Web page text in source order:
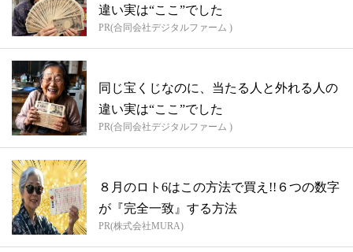
違い実は“ここ”でした
PR(合同会社デジタルファーム )
同じ宝くじなのに、当たる人と外れる人の
違い実は“ここ”でした
PR(合同会社デジタルファーム )
８月のロト6はこの方法で買え!!６つの数字
が『完全一致』する方法
PR(株式会社MURA)